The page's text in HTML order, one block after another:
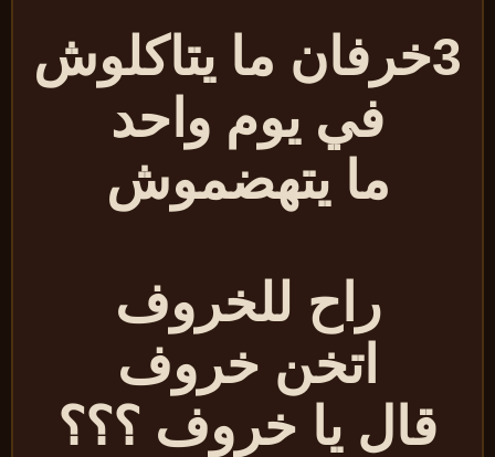
3خرفان ما يتاكلوش
في يوم واحد
ما يتهضموش
راح للخروف
اتخن خروف
قال يا خروف ؟؟؟